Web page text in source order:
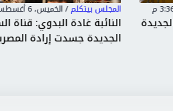
المجلس بيتكلم/الخميس، 6 أغسطس 2026 2:45 م
النائبة غادة البدوي: قناة السويس
الجديدة جسدت إرادة المصريين...